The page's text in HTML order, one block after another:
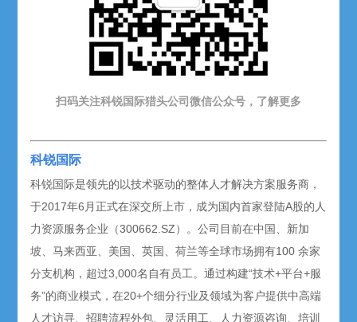
扫码关注科锐国际猎头公司微信公众号，了解更多
科锐国际
科锐国际是领先的以技术驱动的整体人才解决方案服务商，
于2017年6月正式在深交所上市，成为国内首家登陆A股的人
力资源服务企业（300662.SZ）。公司目前在中国、新加
坡、马来西亚、美国、英国、荷兰等全球市场拥有100 余家
分支机构，超过3,000名自有员工。通过构建“技术+平台+服
务”的商业模式，在20+个细分行业及领域为客户提供中高端
人才访寻、招聘流程外包、灵活用工、人力资源咨询、培训